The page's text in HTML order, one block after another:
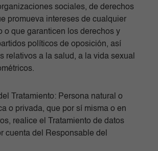
sociales, de derechos
promueva intereses de cualquier
o que garanticen los derechos y
políticos de oposición, así
relativos a la salud, a la vida sexual
Tratamiento: Persona natural o
o privada, que por sí misma o en
realice el Tratamiento de datos
cuenta del Responsable del